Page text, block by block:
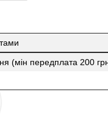
(мін передплата 200